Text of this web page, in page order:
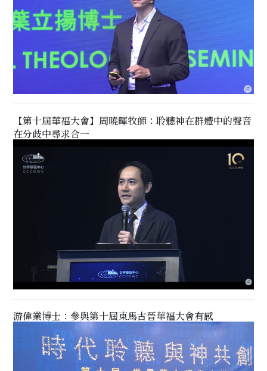
【第十屆華福大會】周曉暉牧師：聆聽神在群體中的聲音
在分歧中尋求合一
游偉業博士：參與第十屆東馬古晉華福大會有感